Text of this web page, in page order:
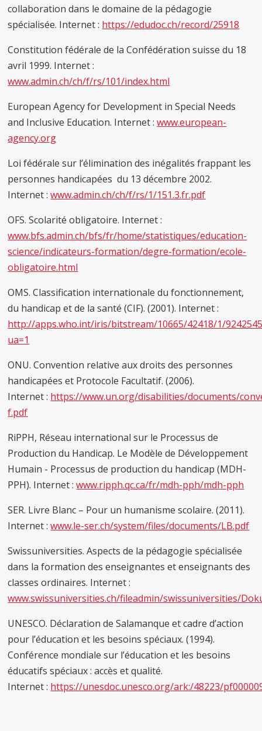
collaboration dans le domaine de la pédagogie
spécialisée. Internet : https://edudoc.ch/record/25918
Constitution fédérale de la Confédération suisse du 18
avril 1999. Internet :
www.admin.ch/ch/f/rs/101/index.html
European Agency for Development in Special Needs
and Inclusive Education. Internet :www.european-
agency.org
Loi fédérale sur l’élimination des inégalités frappant les
personnes handicapées du 13 décembre 2002.
Internet :www.admin.ch/ch/f/rs/1/151.3.fr.pdf
OFS. Scolarité obligatoire. Internet :
www.bfs.admin.ch/bfs/fr/home/statistiques/education-
science/indicateurs-formation/degre-formation/ecole-
obligatoire.html
OMS. Classification internationale du fonctionnement,
du handicap et de la santé (CIF). (2001). Internet :
http://apps.who.int/iris/bitstream/10665/42418/1/
ua=1
ONU. Convention relative aux droits des personnes
handicapées et Protocole Facultatif. (2006).
Internet : https://www.un.org/disabilities/documents/
f.pdf
RiPPH, Réseau international sur le Processus de
Production du Handicap. Le Modèle de Développement
Humain - Processus de production du handicap (MDH-
PPH). Internet :www.ripph.qc.ca/fr/mdh-pph/mdh-pph
SER. Livre Blanc – Pour un humanisme scolaire. (2011).
Internet :www.le-ser.ch/system/files/documents/LB.pdf
Swissuniversities. Aspects de la pédagogie spécialisée
dans la formation des enseignantes et enseignants des
classes ordinaires. Internet :
www.swissuniversities.ch/fileadmin/swissuniversities/
UNESCO. Déclaration de Salamanque et cadre d’action
pour l’éducation et les besoins spéciaux. (1994).
Conférence mondiale sur l’éducation et les besoins
éducatifs spéciaux : accès et qualité.
Internet : https://unesdoc.unesco.org/ark:/48223/